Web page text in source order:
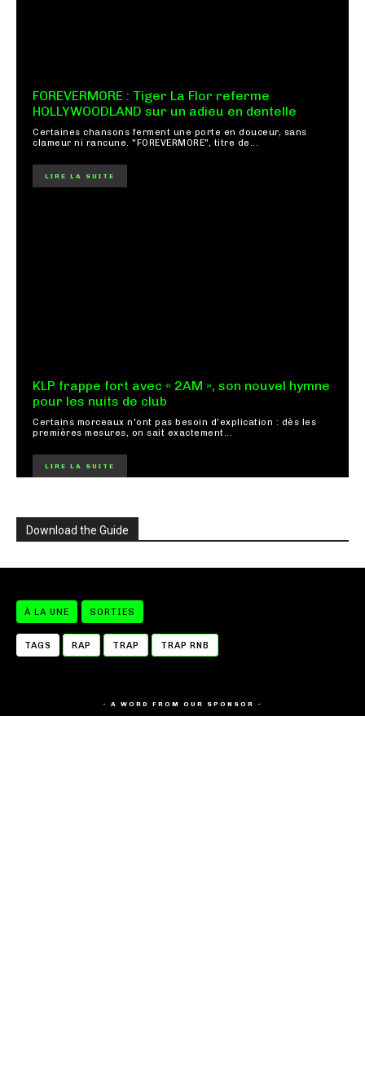
FOREVERMORE : Tiger La Flor referme
HOLLYWOODLAND sur un adieu en dentelle
Certaines chansons ferment une porte en douceur, sans
clameur ni rancune. "FOREVERMORE", titre de...
LIRE LA SUITE
KLP frappe fort avec « 2AM », son nouvel hymne
pour les nuits de club
Certains morceaux n'ont pas besoin d'explication : dès les
premières mesures, on sait exactement...
LIRE LA SUITE
Download the Guide
À LA UNE SORTIES
TAGS RAP TRAP TRAP RNB
- A WORD FROM OUR SPONSOR -